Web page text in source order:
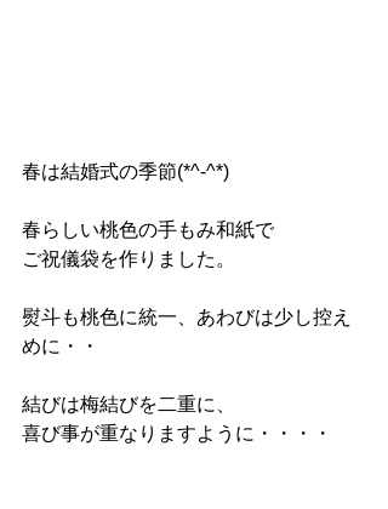
春は結婚式の季節(*^-^*)
春らしい桃色の手もみ和紙で
ご祝儀袋を作りました。
熨斗も桃色に統一、あわびは少し控え
めに・・
結びは梅結びを二重に、
喜び事が重なりますように・・・・